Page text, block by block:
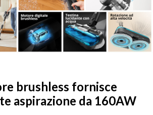
brushless fornisce
aspirazione da 160AW